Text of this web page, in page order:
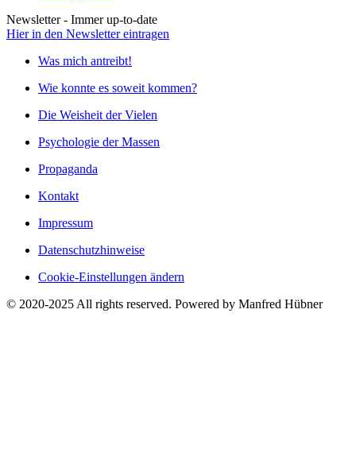
Newsletter - Immer up-to-date
Hier in den Newsletter eintragen
Was mich antreibt!
Wie konnte es soweit kommen?
Die Weisheit der Vielen
Psychologie der Massen
Propaganda
Kontakt
Impressum
Datenschutzhinweise
Cookie-Einstellungen ändern
© 2020-2025 All rights reserved. Powered by Manfred Hübner